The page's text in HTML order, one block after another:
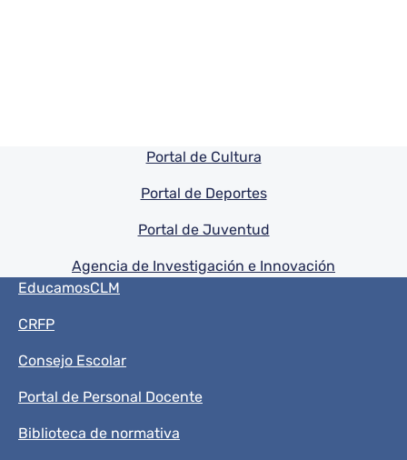
Pie de pagina información
Portal de Cultura
Portal de Deportes
Portal de Juventud
Agencia de Investigación e Innovación
Menú del pie
EducamosCLM
CRFP
Consejo Escolar
Portal de Personal Docente
Biblioteca de normativa